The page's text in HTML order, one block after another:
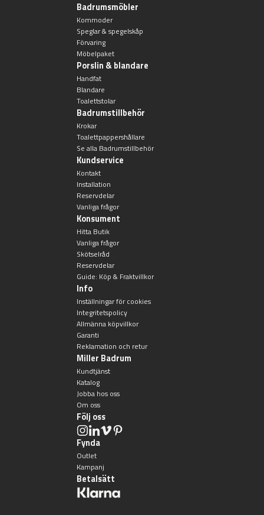
Toalettborstset
Handtag & knoppar
Övriga badrumstillbehör
Badrumsmöbler
Kommoder
Speglar & spegelskåp
Förvaring
Möbelpaket
Porslin & blandare
Handfat
Blandare
Toalettstolar
Badrumstillbehör
Krokar
Toalettpappershållare
Se alla Badrumstillbehör
Kundservice
Kontakt
Installation
Reservdelar
Vanliga frågor
Konsument
Hitta Butik
Vanliga frågor
Skötselråd
Reservdelar
Guide: Köp & Fraktvillkor
Info
Inställningar för cookies
Integritetspolicy
Allmänna köpvillkor
Garanti
Reklamation och retur
Miller Badrum
Kundtjänst
Katalog
Jobba hos oss
Om oss
Följ oss
Fynda
Outlet
Kampanj
Betalsätt